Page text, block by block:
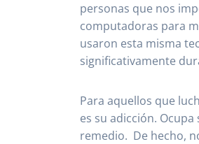
personas que nos
computadoras para
usaron esta misma
significativamente
Para aquellos que
es su adicción.
remedio. De hecho,